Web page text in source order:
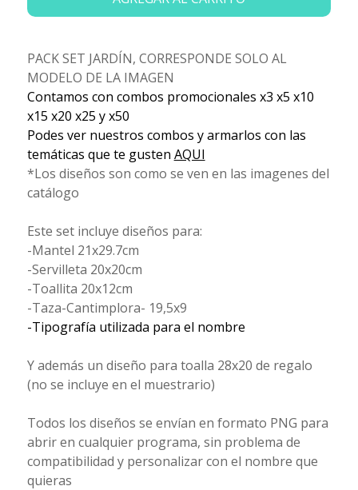
PACK SET JARDÍN, CORRESPONDE SOLO AL
MODELO DE LA IMAGEN
Contamos con combos promocionales x3 x5 x10
x15 x20 x25 y x50
Podes ver nuestros combos y armarlos con las
temáticas que te gusten AQUI
*Los diseños son como se ven en las imagenes del
catálogo
Este set incluye diseños para:
-Mantel 21x29.7cm
-Servilleta 20x20cm
-Toallita 20x12cm
-Taza-Cantimplora- 19,5x9
-Tipografía utilizada para el nombre
Y además un diseño para toalla 28x20 de regalo
(no se incluye en el muestrario)
Todos los diseños se envían en formato PNG para
abrir en cualquier programa, sin problema de
compatibilidad y personalizar con el nombre que
quieras